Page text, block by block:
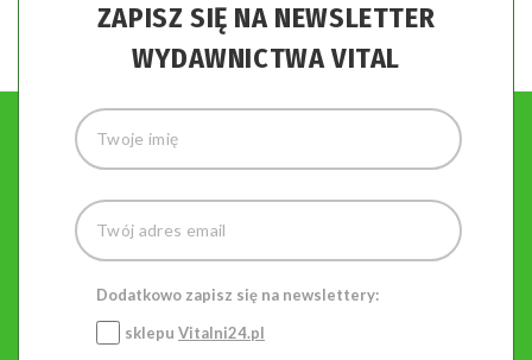
ZAPISZ SIĘ NA NEWSLETTER
WYDAWNICTWA VITAL
Dodatkowo zapisz się na newslettery:
sklepu Vitalni24.pl